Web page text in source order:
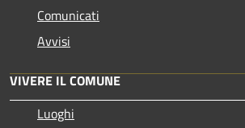
Comunicati
Avvisi
VIVERE IL COMUNE
Luoghi